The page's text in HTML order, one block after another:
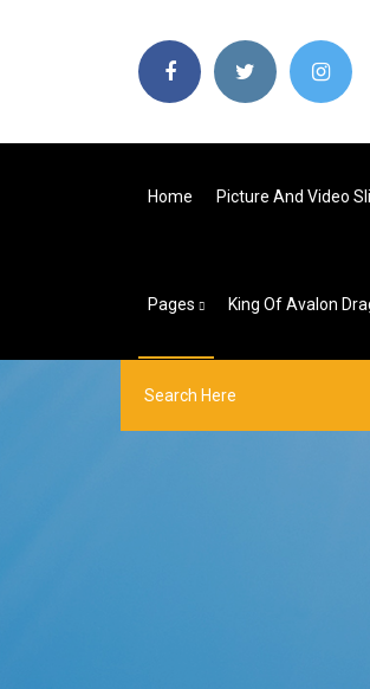
Home Picture And Video
Pages King Of Avalon